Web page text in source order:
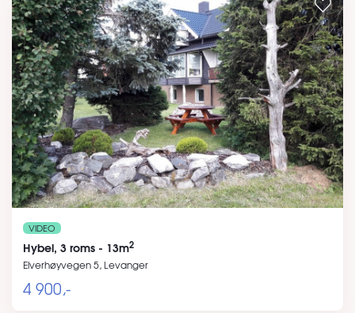
VIDEO
Hybel, 3 roms - 13m2
Elverhøyvegen 5, Levanger
4 900,-